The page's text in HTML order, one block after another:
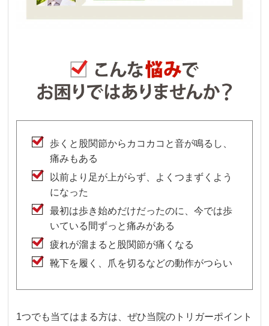
歩くと股関節からカコカコと音が鳴るし、
痛みもある
以前より足が上がらず、よくつまずくよう
になった
最初は歩き始めだけだったのに、今では歩
いている間ずっと痛みがある
疲れが溜まると股関節が痛くなる
靴下を履く、爪を切るなどの動作がつらい
1つでも当てはまる方は、ぜひ当院のトリガーポイント